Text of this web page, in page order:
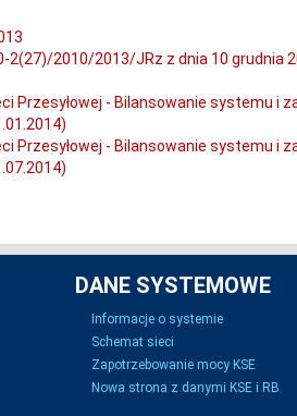
2(27)/2010/2013/JRz z dnia 10 grudnia
Przesyłowej - Bilansowanie systemu
Przesyłowej - Bilansowanie systemu
DANE SYSTEMOWE
Informacje o systemie
Schemat sieci
Zapotrzebowanie mocy KSE
Nowa strona z danymi KSE i RB